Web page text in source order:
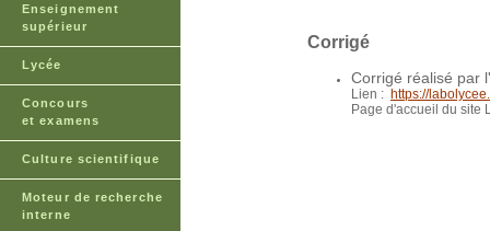
Enseignement
supérieur
Lycée
Concours
et examens
Culture scientifique
Moteur de recherche
interne
Corrigé
Corrigé réalisé par
Lien : https://
Page d'accueil du site